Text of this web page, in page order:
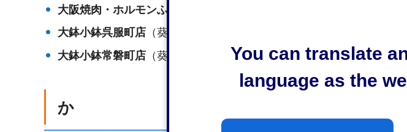
You can translate
language as the
大阪焼肉・ホルモンふたご呉服町店
大鉢小鉢呉服町店（葵区呉服町二丁目8-1）
大鉢小鉢常磐町店（葵区常磐町一丁目2-8）
か